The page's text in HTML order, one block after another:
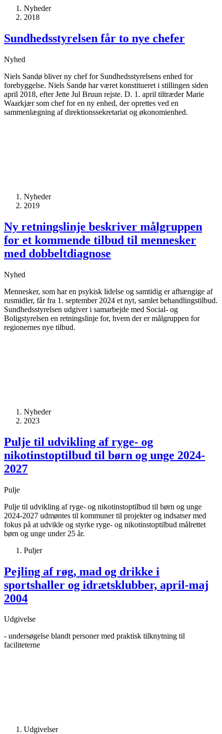
Nyheder
2018
Sundheds­styrelsen får to nye chefer
Nyhed
Niels Sandø bliver ny chef for Sundhedsstyrelsens enhed for
forebyggelse. Niels Sandø har været konstitueret i stillingen siden
april 2018, efter Jette Jul Bruun rejste. D. 1. april tiltræder Marie
Waarkjær som chef for en ny enhed, der oprettes ved en
sammenlægning af direktionssekretariat og økonomienhed.
Nyheder
2019
Ny retningslinje beskriver målgruppen
for et kommende tilbud til mennesker
med dobbeltdiagnose
Nyhed
Mennesker, som har en psykisk lidelse og samtidig er afhængige af
rusmidler, får fra 1. september 2024 et nyt, samlet behandlingstilbud.
Sundhedsstyrelsen udgiver i samarbejde med Social- og
Boligstyrelsen en retningslinje for, hvem der er målgruppen for
regionernes nye tilbud.
Nyheder
2023
Pulje til udvikling af ryge- og
nikotinstoptilbud til børn og unge 2024-
2027
Pulje
Pulje til udvikling af ryge- og nikotinstoptilbud til børn og unge
2024-2027 udmøntes til kommuner til projekter og indsatser med
fokus på at udvikle og styrke ryge- og nikotinstoptilbud målrettet
børn og unge under 25 år.
Puljer
Pejling af røg, mad og drikke i
sportshaller og idrætsklubber, april-maj
2004
Udgivelse
- undersøgelse blandt personer med praktisk tilknytning til
faciliteterne
Udgivelser